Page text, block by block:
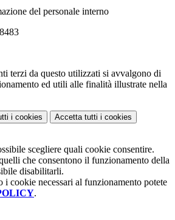
del personale interno
terzi da questo utilizzati si avvalgono di
ed utili alle finalità illustrate nella
i cookies Accetta tutti i cookies
scegliere quali cookie consentire.
che consentono il funzionamento della
disabilitarli.
i cookie necessari al funzionamento potete
.